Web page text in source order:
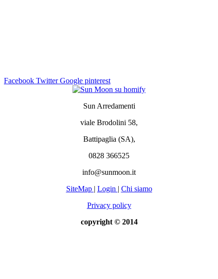
Facebook Twitter Google pinterest
Sun Arredamenti
viale Brodolini 58,
Battipaglia (SA),
0828 366525
info@sunmoon.it
SiteMap | Login | Chi siamo
Privacy policy
copyright © 2014